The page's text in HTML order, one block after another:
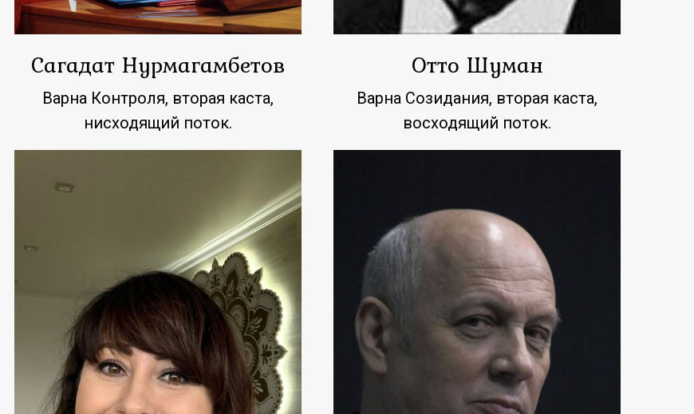
Сагадат Нурмагамбетов
Варна Контроля, вторая каста,
нисходящий поток.
Отто Шуман
Варна Созидания, вторая каста,
восходящий поток.